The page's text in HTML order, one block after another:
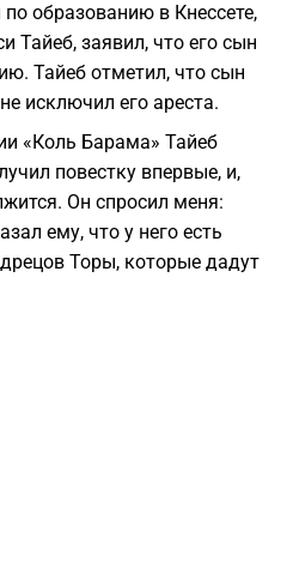
образованию в Кнессете,
Тайеб, заявил, что его сын
Тайеб отметил, что сын
исключил его ареста.
«Коль Барама» Тайеб
повестку впервые, и,
Он спросил меня:
ему, что у него есть
Торы, которые дадут